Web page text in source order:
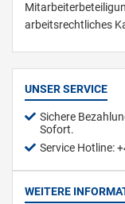
arbeitsrechtliches
UNSER SERVICE
Sichere
Sofort.
Service Hotline:
WEITERE